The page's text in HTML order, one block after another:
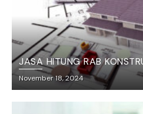
JASA HITUNG RAB
November 18, 2024